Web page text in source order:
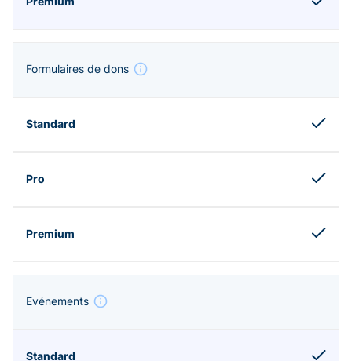
Formulaires de dons
Evénements